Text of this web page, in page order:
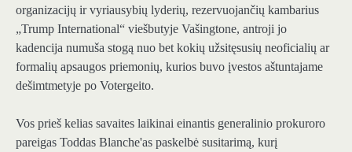
organizacijų ir vyriausybių lyderių, rezervuojančių kambarius
„Trump International“ viešbutyje Vašingtone, antroji jo
kadencija numuša stogą nuo bet kokių užsitęsusių neoficialių ar
formalių apsaugos priemonių, kurios buvo įvestos aštuntajame
dešimtmetyje po Votergeito.
Vos prieš kelias savaites laikinai einantis generalinio prokuroro
pareigas Toddas Blanche'as paskelbė susitarimą, kurį